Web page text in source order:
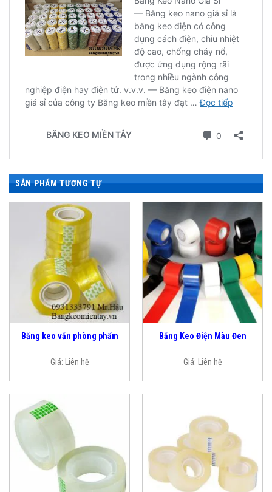
SẢN PHẨM TƯƠNG TỰ
Băng keo văn phòng phẩm
Giá: Liên hệ
Băng Keo Điện Màu Đen
Giá: Liên hệ